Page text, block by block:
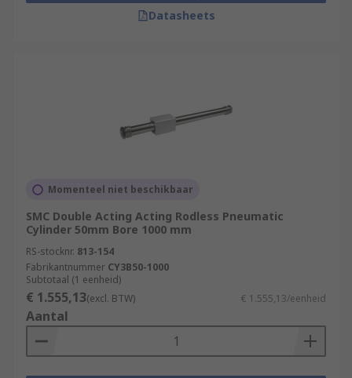
Datasheets
Momenteel niet beschikbaar
SMC Double Acting Acting Rodless Pneumatic
Cylinder 50mm Bore 1000 mm
RS-stocknr. 813-154
Fabrikantnummer CY3B50-1000
Subtotaal (1 eenheid)
€ 1.555,13(excl. BTW) € 1.555,13/eenheid
Aantal